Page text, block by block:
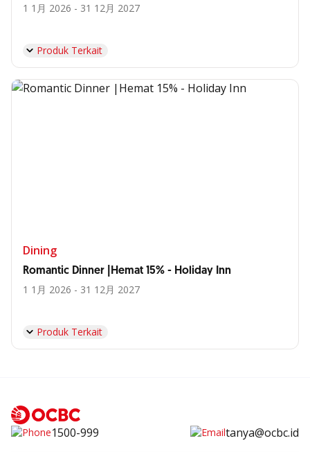
1 1月 2026 - 31 12月 2027
Produk Terkait
Dining
Romantic Dinner |Hemat 15% - Holiday Inn
1 1月 2026 - 31 12月 2027
Produk Terkait
1500-999 tanya@ocbc.id